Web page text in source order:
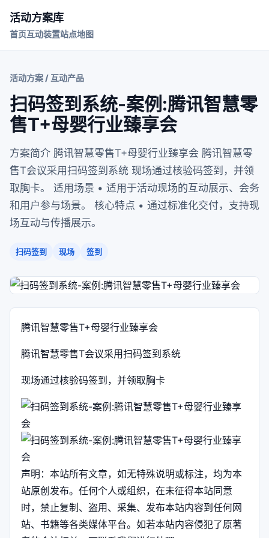
活动方案库
首页互动装置站点地图
活动方案 / 互动产品
扫码签到系统-案例:腾讯智慧零
售T+母婴行业臻享会
方案简介 腾讯智慧零售T+母婴行业臻享会 腾讯智慧零
售T会议采用扫码签到系统 现场通过核验码签到，并领
取胸卡。 适用场景 • 适用于活动现场的互动展示、会务
和用户参与场景。 核心特点 • 通过标准化交付，支持现
场互动与传播展示。
扫码签到 现场 签到
腾讯智慧零售T+母婴行业臻享会
腾讯智慧零售T会议采用扫码签到系统
现场通过核验码签到，并领取胸卡
声明：本站所有文章，如无特殊说明或标注，均为本
站原创发布。任何个人或组织，在未征得本站同意
时，禁止复制、盗用、采集、发布本站内容到任何网
站、书籍等各类媒体平台。如若本站内容侵犯了原著